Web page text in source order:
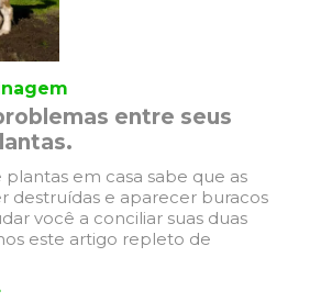
entre seus
em casa sabe que as
destruídas e aparecer buracos
você a conciliar suas duas
este artigo repleto de